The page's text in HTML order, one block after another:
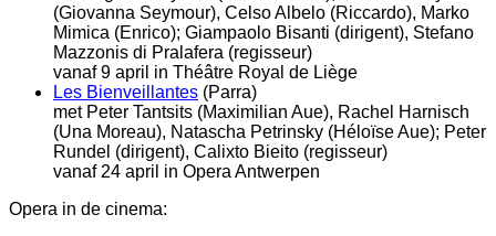
(Giovanna Seymour), Celso Albelo (Riccardo), Marko
Mimica (Enrico); Giampaolo Bisanti (dirigent), Stefano
Mazzonis di Pralafera (regisseur)
vanaf 9 april in Théâtre Royal de Liège
Les Bienveillantes (Parra)
met Peter Tantsits (Maximilian Aue), Rachel Harnisch
(Una Moreau), Natascha Petrinsky (Héloïse Aue); Peter
Rundel (dirigent), Calixto Bieito (regisseur)
vanaf 24 april in Opera Antwerpen
Opera in de cinema: